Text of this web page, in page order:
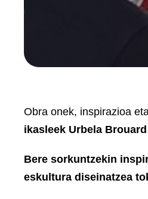
Obra onek, inspirazioa
ikasleek Urbela
Bere sorkuntzekin
eskultura diseinatzea